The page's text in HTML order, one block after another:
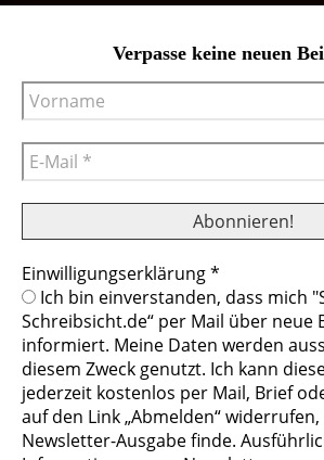
Cookies helfen uns bei der
unserer Inhalte und Dienste. Durch
weitere Nutzung der Webseite
der Verwendung von Cookies zu.
Mehr erfahren
Cookies ablehnen Cookies
Verpasse keine neuen
Einwilligungserklärung*
Ich bin einverstanden, dass mich
Schreibsicht.de“ per Mail über neue
informiert. Meine Daten werden
diesem Zweck genutzt. Ich kann
jederzeit kostenlos per Mail, Brief
auf den Link „Abmelden“
Newsletter-Ausgabe finde.
© Steffis Schreibsicht 2026 Impressum